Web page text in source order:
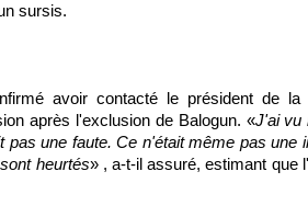
sursis.
avoir contacté le président de la
après l'exclusion de Balogun. «J'ai vu
une faute. Ce n'était même pas une
heurtés» , a-t-il assuré, estimant que